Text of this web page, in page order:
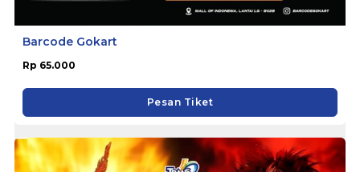
Barcode Gokart
Rp 65.000
Pesan Tiket